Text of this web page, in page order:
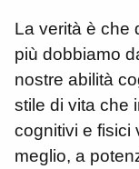
La verità è che
più dobbiamo
nostre abilità
stile di vita che
cognitivi e fisici
meglio, a